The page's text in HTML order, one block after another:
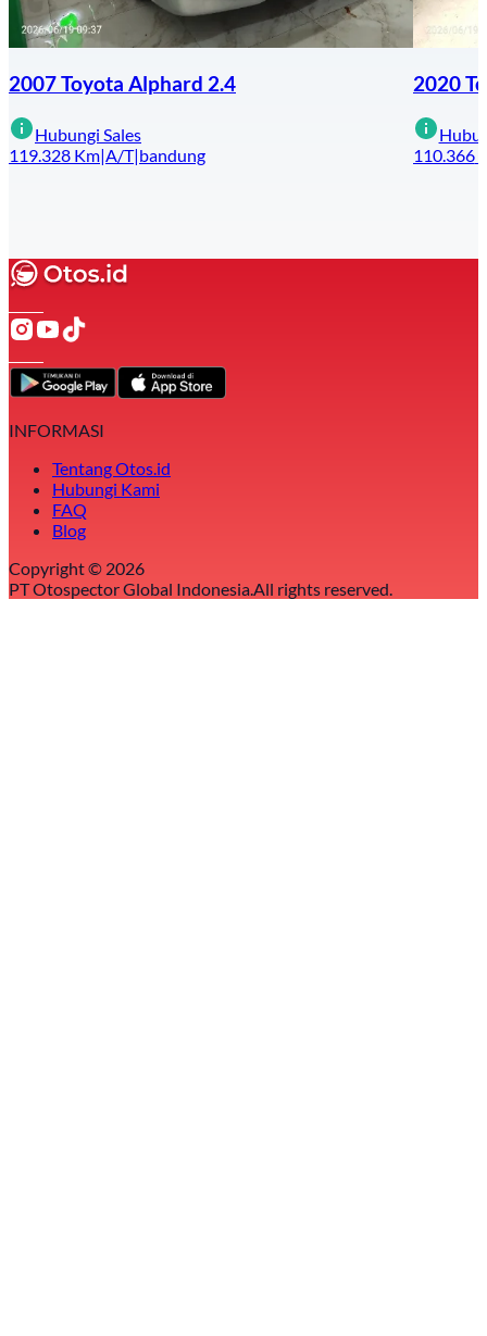
2007 Toyota Alphard 2.4
Hubungi Sales
119.328 Km|A/T|bandung
2020
110.366
INFORMASI
Tentang Otos.id
Hubungi Kami
FAQ
Blog
Copyright © 2026
PT Otospector Global Indonesia.All rights reserved.